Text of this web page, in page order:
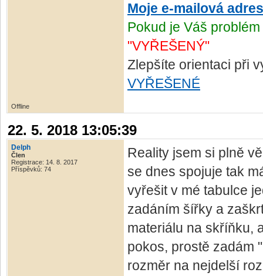
Moje e-mailová
Pokud je Váš
"VYŘEŠENÝ"
Zlepšíte orientaci při
VYŘEŠENÉ
Offline
22. 5. 2018 13:05:39
Delph
Člen
Registrace: 14. 8. 2017
Příspěvků: 74
Reality jsem si plně
se dnes spojuje tak
vyřešit v mé tabulce
zadáním šířky a
materiálu na skříňku,
pokos, prostě zadám
rozměr na nejdelší